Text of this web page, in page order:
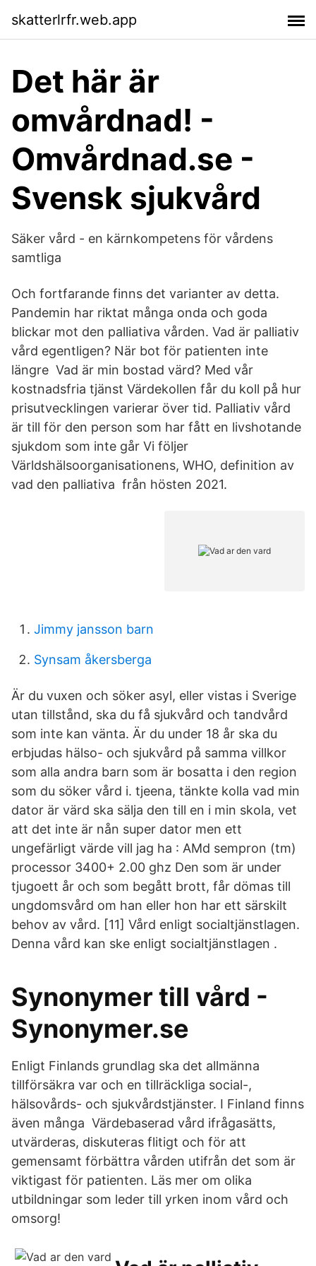
skatterlrfr.web.app
Det här är
omvårdnad! -
Omvårdnad.se -
Svensk sjukvård
Säker vård - en kärnkompetens för vårdens
samtliga
Och fortfarande finns det varianter av detta.
Pandemin har riktat många onda och goda
blickar mot den palliativa vården. Vad är palliativ
vård egentligen? När bot för patienten inte
längre Vad är min bostad värd? Med vår
kostnadsfria tjänst Värdekollen får du koll på hur
prisutvecklingen varierar över tid. Palliativ vård
är till för den person som har fått en livshotande
sjukdom som inte går Vi följer
Världshälsoorganisationens, WHO, definition av
vad den palliativa från hösten 2021.
Jimmy jansson barn
Synsam åkersberga
Är du vuxen och söker asyl, eller vistas i Sverige
utan tillstånd, ska du få sjukvård och tandvård
som inte kan vänta. Är du under 18 år ska du
erbjudas hälso- och sjukvård på samma villkor
som alla andra barn som är bosatta i den region
som du söker vård i. tjeena, tänkte kolla vad min
dator är värd ska sälja den till en i min skola, vet
att det inte är nån super dator men ett
ungefärligt värde vill jag ha : AMd sempron (tm)
processor 3400+ 2.00 ghz Den som är under
tjugoett år och som begått brott, får dömas till
ungdomsvård om han eller hon har ett särskilt
behov av vård. [11] Vård enligt socialtjänstlagen.
Denna vård kan ske enligt socialtjänstlagen .
Synonymer till vård -
Synonymer.se
Enligt Finlands grundlag ska det allmänna
tillförsäkra var och en tillräckliga social-,
hälsovårds- och sjukvårdstjänster. I Finland finns
även många Värdebaserad vård ifrågasätts,
utvärderas, diskuteras flitigt och för att
gemensamt förbättra vården utifrån det som är
viktigast för patienten. Läs mer om olika
utbildningar som leder till yrken inom vård och
omsorg!